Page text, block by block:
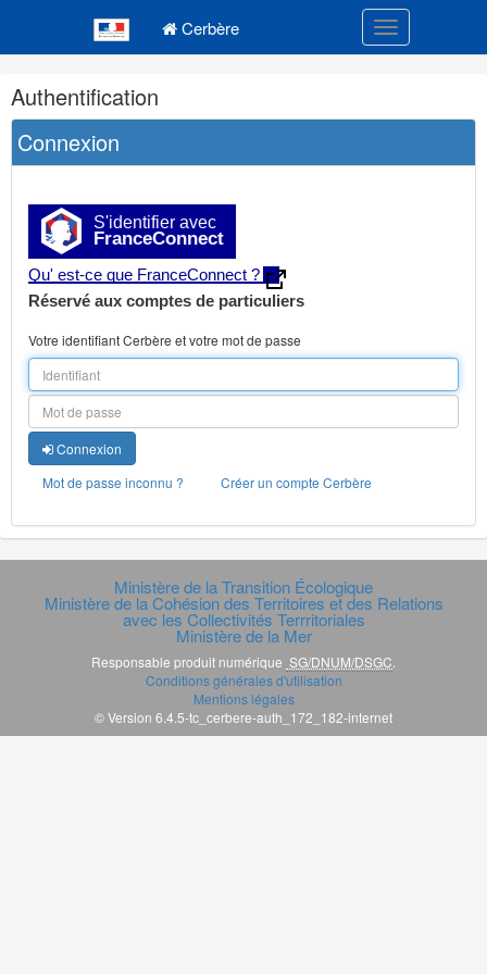
Cerbère Toggle
Navigation
et
outils
annexes
Authentification
Connexion
S'identifier avec
FranceConnect
Qu' est-ce que FranceConnect ?
Réservé aux comptes de particuliers
Votre identifiant Cerbère et votre mot de passe
Connexion
Mot de passe inconnu ?
Créer un compte Cerbère
Ministère de la Transition Écologique
Ministère de la Cohésion des Territoires et des Relations
avec les Collectivités Terrritoriales
Ministère de la Mer
Responsable produit numérique SG/DNUM/DSGC.
Conditions générales d'utilisation
Mentions légales
© Version 6.4.5-tc_cerbere-auth_172_182-internet